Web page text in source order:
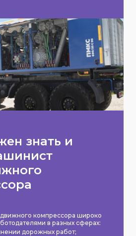
знать и
компрессора широко
в разных сферах:
дорожных работ;